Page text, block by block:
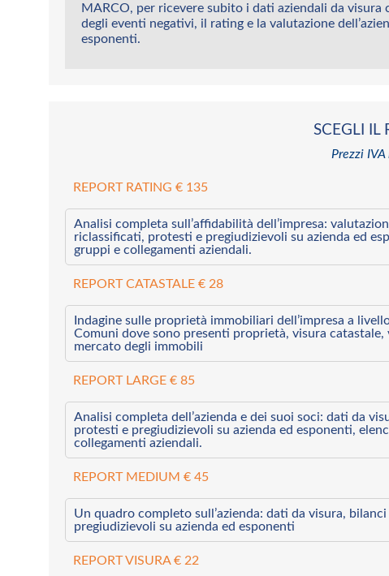
MARCO, per ricevere subito i dati aziendali da visura
degli eventi negativi, il rating e la valutazione
esponenti.
SCEGLI IL
Prezzi IVA
REPORT RATING € 135
Analisi completa sull’affidabilità dell’impresa:
riclassificati, protesti e pregiudizievoli su azienda ed
gruppi e collegamenti aziendali.
REPORT CATASTALE € 28
Indagine sulle proprietà immobiliari dell’impresa a
Comuni dove sono presenti proprietà, visura catastale,
mercato degli immobili
REPORT LARGE € 85
Analisi completa dell’azienda e dei suoi soci: dati da
protesti e pregiudizievoli su azienda ed esponenti,
collegamenti aziendali.
REPORT MEDIUM € 45
Un quadro completo sull’azienda: dati da visura,
pregiudizievoli su azienda ed esponenti
REPORT VISURA € 22